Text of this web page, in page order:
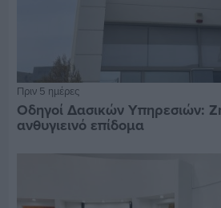
Πριν 5 ημέρες
Οδηγοί Δασικών Υπηρεσιών:
ανθυγιεινό επίδομα